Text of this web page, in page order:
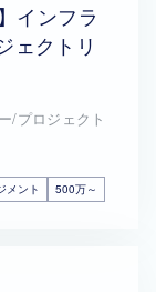
インフラ
ェクトリ
/プロジェクト
メント 500万～